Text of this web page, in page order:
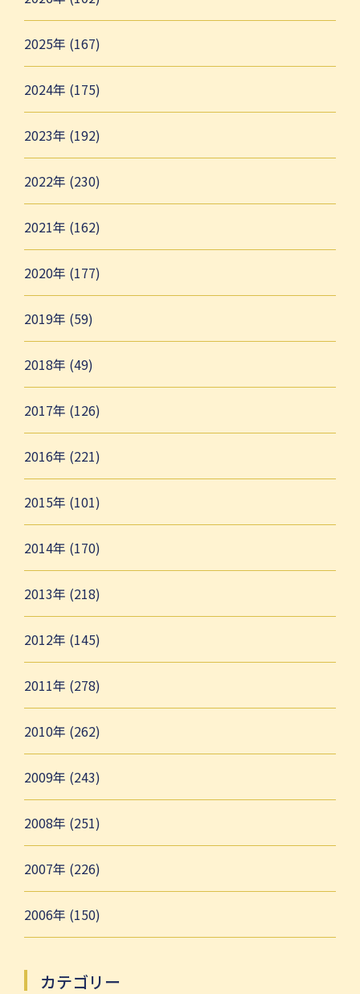
2025年 (167)
2024年 (175)
2023年 (192)
2022年 (230)
2021年 (162)
2020年 (177)
2019年 (59)
2018年 (49)
2017年 (126)
2016年 (221)
2015年 (101)
2014年 (170)
2013年 (218)
2012年 (145)
2011年 (278)
2010年 (262)
2009年 (243)
2008年 (251)
2007年 (226)
2006年 (150)
カテゴリー